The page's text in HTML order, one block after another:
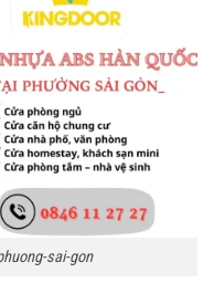
sai-gon